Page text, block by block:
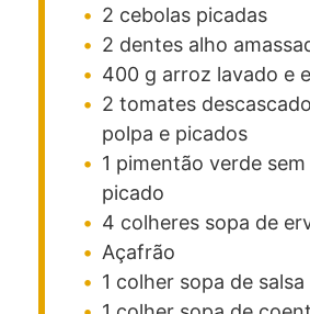
2 cebolas picadas
2 dentes alho
400 g arroz lavado e
2 tomates
polpa e picados
1 pimentão verde
picado
4 colheres sopa de
Açafrão
1 colher sopa de